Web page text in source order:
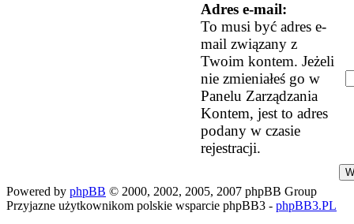
Adres e-mail:
To musi być adres e-
mail związany z
Twoim kontem. Jeżeli
nie zmieniałeś go w
Panelu Zarządzania
Kontem, jest to adres
podany w czasie
rejestracji.
Powered by phpBB © 2000, 2002, 2005, 2007 phpBB Group
Przyjazne użytkownikom polskie wsparcie phpBB3 - phpBB3.PL